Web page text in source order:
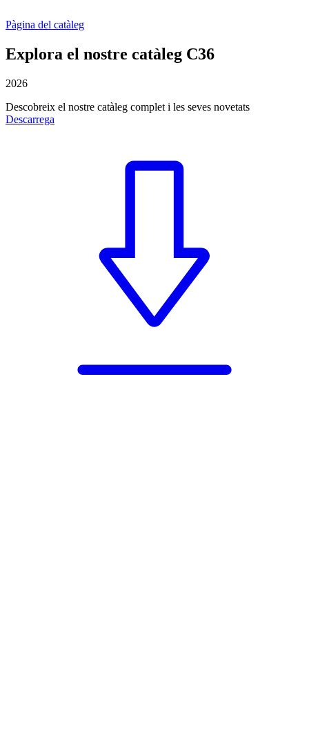
Pàgina del catàleg
Explora el nostre catàleg C36
2026
Descobreix el nostre catàleg complet i les seves novetats
Descarrega